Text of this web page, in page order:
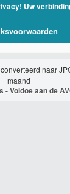
Uw
naar
maand
- Voldoe aan de